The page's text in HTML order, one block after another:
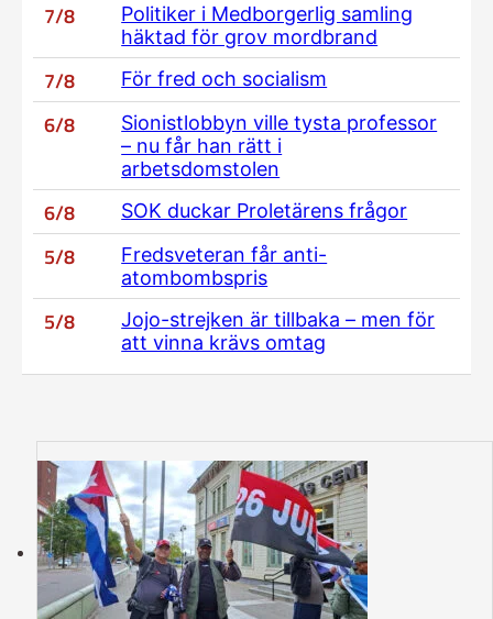
7/8
Politiker i Medborgerlig samling
häktad för grov mordbrand
7/8 För fred och socialism
6/8
Sionistlobbyn ville tysta professor
– nu får han rätt i
arbetsdomstolen
6/8 SOK duckar Proletärens frågor
5/8
Fredsveteran får anti-
atombombspris
5/8
Jojo-strejken är tillbaka – men för
att vinna krävs omtag